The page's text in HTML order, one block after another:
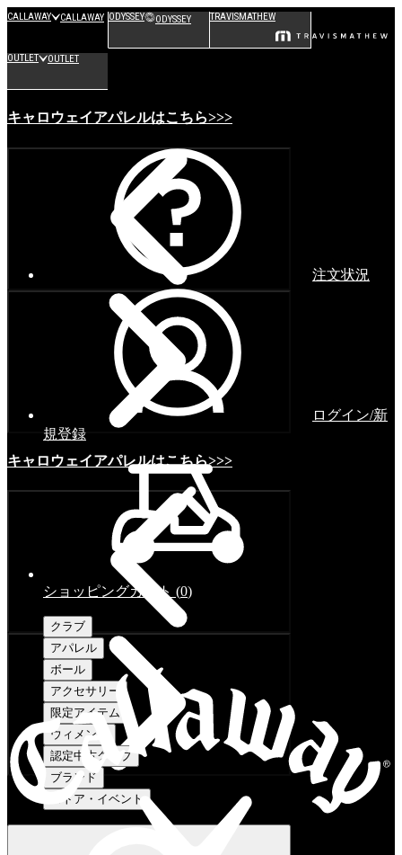
CALLAWAY CALLAWAY ODYSSEY ODYSSEY TRAVISMATHEW
OUTLET OUTLET
キャロウェイアパレルはこちら>>>
キャロウェイアパレルはこちら>>>
注文状況
ログイン/新
規登録
ショッピングカート (0)
クラブ
アパレル
ボール
アクセサリー
限定アイテム
ウィメンズ
認定中古クラブ
ブランド
ストア・イベント